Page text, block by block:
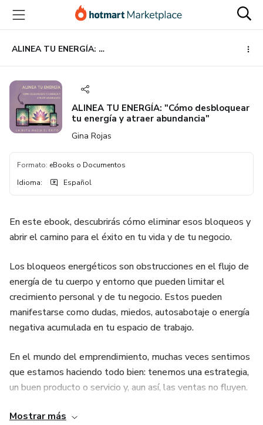
principal
página
de
página
ALINEA TU ENERGÍA: "Cómo desbloquear tu energía y atraer abundancia"
ALINEA TU ENERGÍA: "Cómo desbloquear
tu energía y atraer abundancia"
Gina Rojas
Formato: eBooks o Documentos
Idioma: Español
En este ebook, descubrirás cómo eliminar esos bloqueos y
abrir el camino para el éxito en tu vida y de tu negocio.
Los bloqueos energéticos son obstrucciones en el flujo de
energía de tu cuerpo y entorno que pueden limitar el
crecimiento personal y de tu negocio. Estos pueden
manifestarse como dudas, miedos, autosabotaje o energía
negativa acumulada en tu espacio de trabajo.
En el mundo del emprendimiento, muchas veces sentimos
que estamos haciendo todo bien: tenemos una estrategia,
un buen producto o servicio y, aun así, las ventas no fluyen.
que la abundancia y los clientes lleguen a ti.
Mostrar más